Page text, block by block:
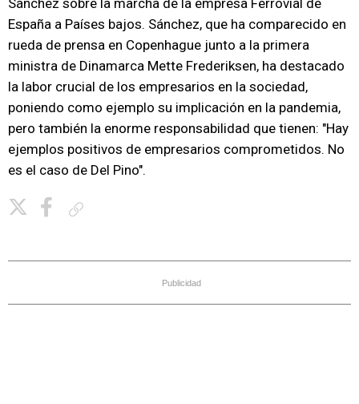
Sánchez sobre la marcha de la empresa Ferrovial de
España a Países bajos. Sánchez, que ha comparecido en
rueda de prensa en Copenhague junto a la primera
ministra de Dinamarca Mette Frederiksen, ha destacado
la labor crucial de los empresarios en la sociedad,
poniendo como ejemplo su implicación en la pandemia,
pero también la enorme responsabilidad que tienen: "Hay
ejemplos positivos de empresarios comprometidos. No
es el caso de Del Pino".
Publicidad